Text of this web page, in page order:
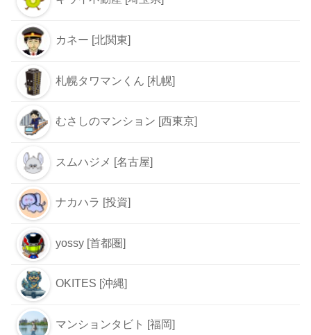
カネー [北関東]
札幌タワマンくん [札幌]
むさしのマンション [西東京]
スムハジメ [名古屋]
ナカハラ [投資]
yossy [首都圏]
OKITES [沖縄]
マンションタビト [福岡]